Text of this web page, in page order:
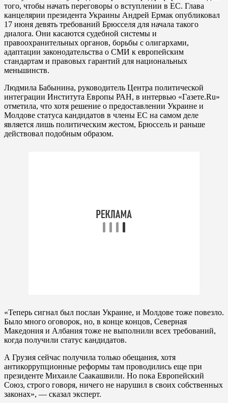
того, чтобы начать переговоры о вступлении в ЕС. Глава
канцелярии президента Украины Андрей Ермак опубликовал
17 июня девять требований Брюсселя для начала такого
диалога. Они касаются судебной системы и
правоохранительных органов, борьбы с олигархами,
адаптации законодательства о СМИ к европейским
стандартам и правовых гарантий для национальных
меньшинств.
Людмила Бабынина, руководитель Центра политической
интеграции Института Европы РАН, в интервью «Газете.Ru»
отметила, что хотя решение о предоставлении Украине и
Молдове статуса кандидатов в члены ЕС на самом деле
является лишь политическим жестом, Брюссель и раньше
действовал подобным образом.
«Теперь сигнал был послан Украине, и Молдове тоже повезло.
Было много оговорок, но, в конце концов, Северная
Македония и Албания тоже не выполнили всех требований,
когда получили статус кандидатов.
А Грузия сейчас получила только обещания, хотя
антикоррупционные реформы там проводились еще при
президенте Михаиле Саакашвили. Но пока Европейский
Союз, строго говоря, ничего не нарушил в своих собственных
законах», — сказал эксперт.